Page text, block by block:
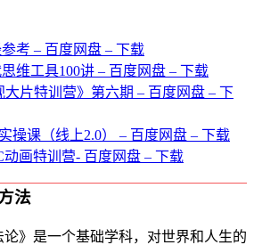
考 – 百度网盘 – 下载
维⼯具100讲 – 百度网盘 – 下载
大片特训营》第六期 – 百度网盘 – 下
操课（线上2.0） – 百度网盘 – 下载
画特训营- 百度网盘 – 下载
法
》是一个基础学科，对世界和人生的